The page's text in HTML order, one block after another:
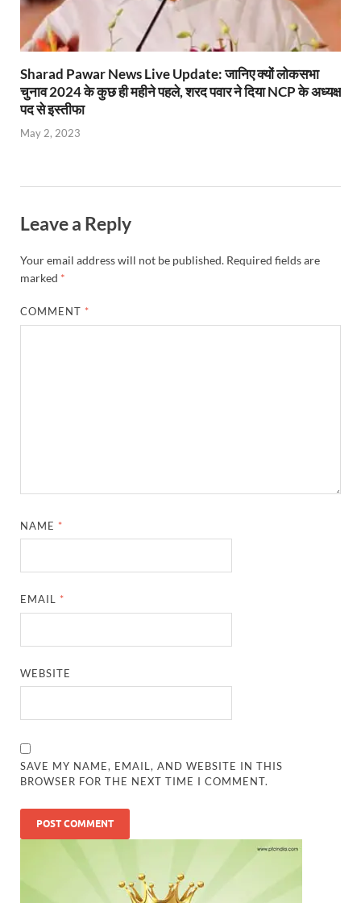
Sharad Pawar News Live Update: जानिए क्यों लोकसभा
चुनाव 2024 के कुछ ही महीने पहले, शरद पवार ने दिया NCP के अध्यक्ष
पद से इस्तीफा
May 2, 2023
Leave a Reply
Your email address will not be published. Required fields are
marked *
COMMENT *
NAME *
EMAIL *
WEBSITE
SAVE MY NAME, EMAIL, AND WEBSITE IN THIS
BROWSER FOR THE NEXT TIME I COMMENT.